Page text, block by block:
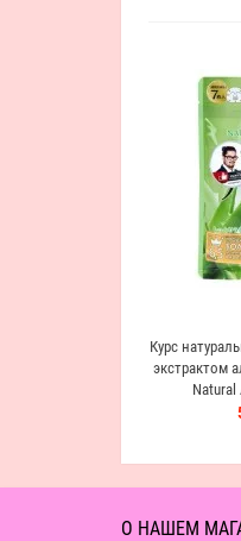
Курс
экстрактом
Natural
О НАШЕМ